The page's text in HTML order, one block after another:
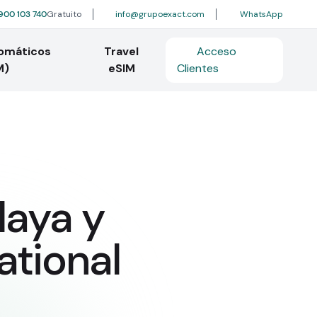
103 740Gratuito info@grupoexact.com WhatsApp
Travel
eSIM
Acceso
Clientes
y